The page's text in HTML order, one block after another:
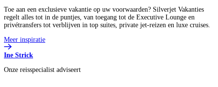
Toe aan een exclusieve vakantie op uw voorwaarden? Silverjet Vakanties
regelt alles tot in de puntjes, van toegang tot de Executive Lounge en
privétransfers tot verblijven in top suites, private jet-reizen en luxe cruises.
Meer inspiratie
Ine Strick
Onze reisspecialist adviseert